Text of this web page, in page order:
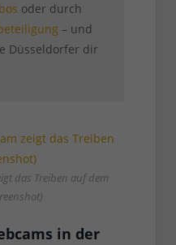
oder durch
– und
Düsseldorfer dir
das Treiben auf dem
in der